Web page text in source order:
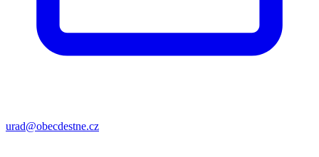
urad@obecdestne.cz